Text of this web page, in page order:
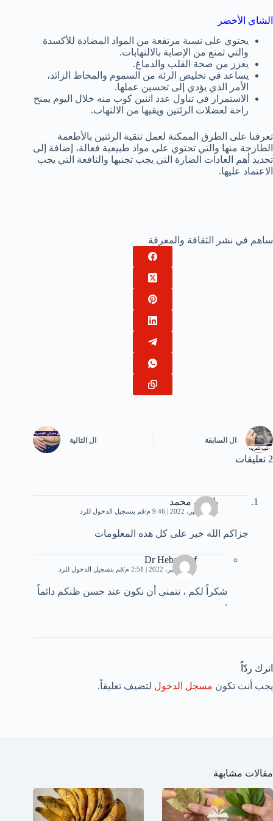
الشاي الأخضر
يحتوي على نسبة مرتفعة من المواد المضادة للأكسدة
والتي تمنع من الإصابة بالالتهابات.
يعزز من صحة القلب والدماغ.
يساعد في تخليص الرئة من السموم والمخاط الزائد،
الأمر الذي يؤدي إلى تحسين عملها.
الاستمرار في تناول عدد اثنين كوب منه خلال اليوم يمنح
راحة لعضلات الرئتين ويقيها من الالتهاب.
تعرفنا على الطرق الممكنة لعمل تنقية الرئتين بالأطعمة
الطازجة منها والتي تحتوي على مواد طبيعية فعالة، إضافة إلى
تحديد أهم العادات الضارة التي يجب تجنبها والنافعة التي يجب
الاعتماد عليها.
ساهم في نشر الثقافة والمعرفة
ال السابقة ال التالية
2 تعليقات
بلمكي محمد
16 ديسمبر، 2022 | 9:46 م قم بتسجيل الدخول للرد
جزاكم الله خير على كل هده المعلومات
Dr Heba Atef
23 ديسمبر، 2022 | 2:51 م قم بتسجيل الدخول للرد
شكراً لكم ، نتمنى أن نكون عند حسن ظنكم دائماً
.
اترك ردّاً
يجب أنت تكون مسجل الدخول لتضيف تعليقاً.
مقالات مشابهة